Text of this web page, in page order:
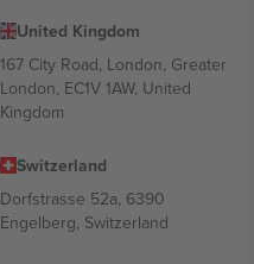
United Kingdom
167 City Road, London, Greater
London, EC1V 1AW, United
Kingdom
Switzerland
Dorfstrasse 52a, 6390
Engelberg, Switzerland